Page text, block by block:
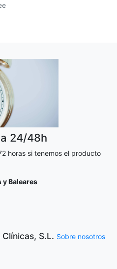
24/48h
horas si tenemos el producto
y Baleares
S.L. Sobre nosotros